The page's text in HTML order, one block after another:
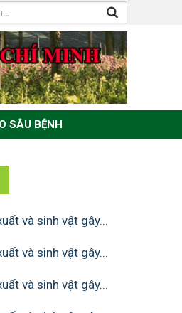
SÂU BỆNH
và sinh vật gây...
và sinh vật gây...
và sinh vật gây...